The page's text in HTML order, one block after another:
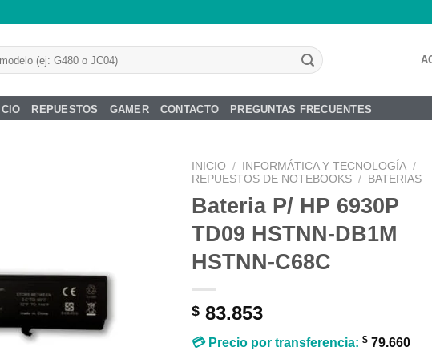
REPUESTOS GAMER CONTACTO PREGUNTAS FRECUENTES
INICIO / INFORMÁTICA Y TECNOLOGÍA /
REPUESTOS DE NOTEBOOKS / BATERIAS
Bateria P/ HP 6930P
TD09 HSTNN-DB1M
HSTNN-C68C
$ 83.853
💳 Precio por transferencia: $ 79.660